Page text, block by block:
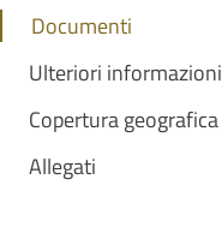
Documenti
Ulteriori informazioni
Copertura geografica
Allegati